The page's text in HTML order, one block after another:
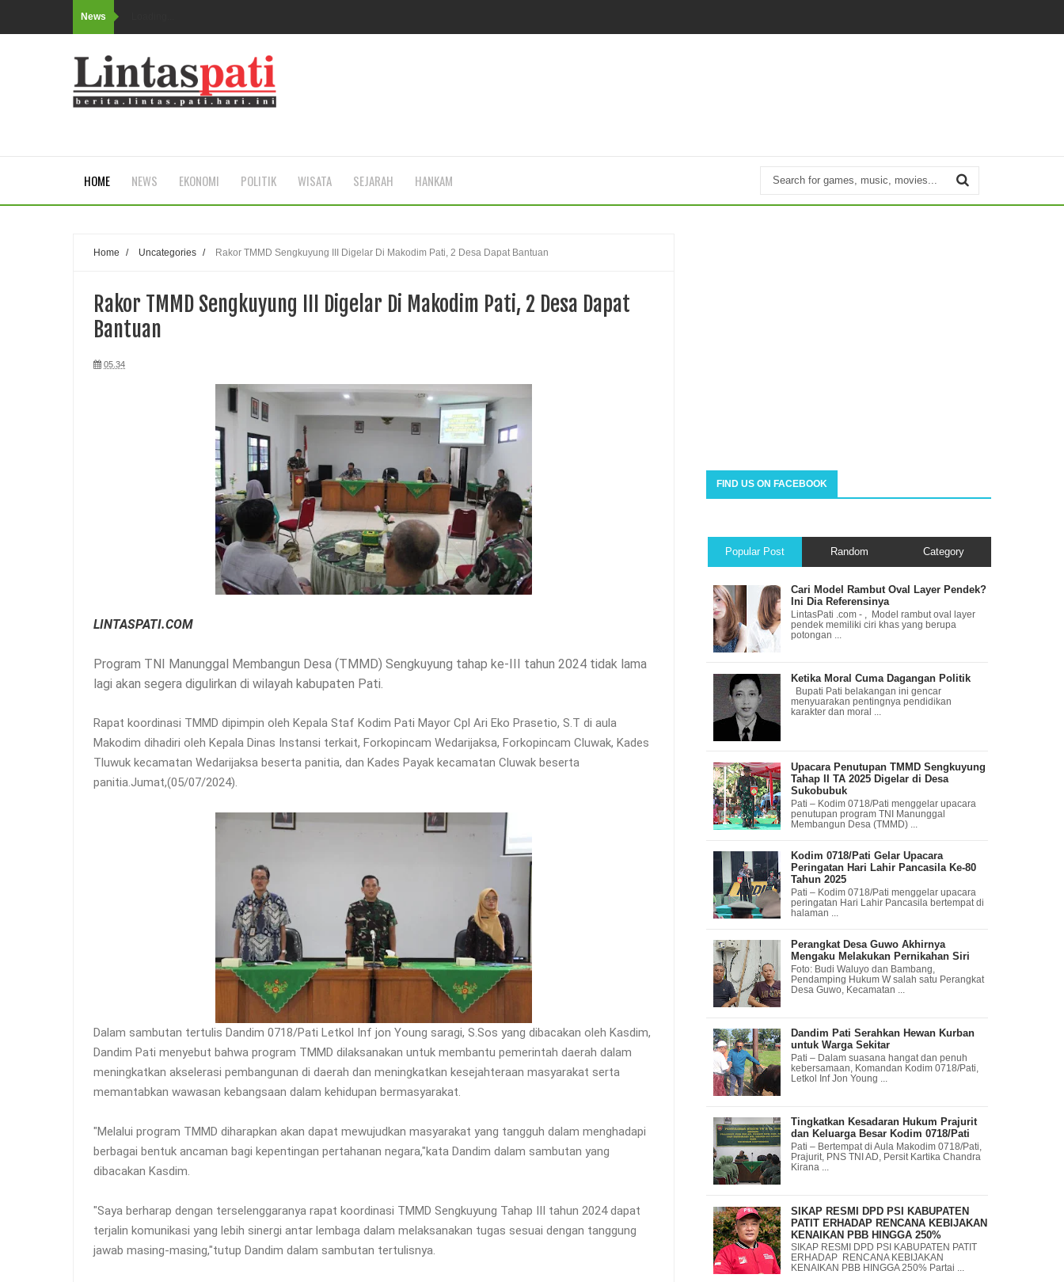
News
HOME NEWS EKONOMI POLITIK WISATA SEJARAH HANKAM
Home / Uncategories / Rakor TMMD Sengkuyung III Digelar Di Makodim Pati, 2 Desa Dapat Bantuan
Rakor TMMD Sengkuyung III Digelar Di Makodim Pati, 2 Desa Dapat
Bantuan
05.34
LINTASPATI.COM
Program TNI Manunggal Membangun Desa (TMMD) Sengkuyung tahap ke-III tahun 2024 tidak lama
lagi akan segera digulirkan di wilayah kabupaten Pati.
Rapat koordinasi TMMD dipimpin oleh Kepala Staf Kodim Pati Mayor Cpl Ari Eko Prasetio, S.T di aula
Makodim dihadiri oleh Kepala Dinas Instansi terkait, Forkopincam Wedarijaksa, Forkopincam Cluwak, Kades
Tluwuk kecamatan Wedarijaksa beserta panitia, dan Kades Payak kecamatan Cluwak beserta
panitia.Jumat,(05/07/2024).
Dalam sambutan tertulis Dandim 0718/Pati Letkol Inf jon Young saragi, S.Sos yang dibacakan oleh Kasdim,
Dandim Pati menyebut bahwa program TMMD dilaksanakan untuk membantu pemerintah daerah dalam
meningkatkan akselerasi pembangunan di daerah dan meningkatkan kesejahteraan masyarakat serta
memantabkan wawasan kebangsaan dalam kehidupan bermasyarakat.
"Melalui program TMMD diharapkan akan dapat mewujudkan masyarakat yang tangguh dalam menghadapi
berbagai bentuk ancaman bagi kepentingan pertahanan negara,"kata Dandim dalam sambutan yang
dibacakan Kasdim.
"Saya berharap dengan terselenggaranya rapat koordinasi TMMD Sengkuyung Tahap III tahun 2024 dapat
terjalin komunikasi yang lebih sinergi antar lembaga dalam melaksanakan tugas sesuai dengan tanggung
jawab masing-masing,"tutup Dandim dalam sambutan tertulisnya.
FIND US ON FACEBOOK
Popular Post Random Category
Cari Model Rambut Oval Layer Pendek?
Ini Dia Referensinya
LintasPati .com - , Model rambut oval layer
pendek memiliki ciri khas yang berupa
potongan ...
Ketika Moral Cuma Dagangan Politik
Bupati Pati belakangan ini gencar
menyuarakan pentingnya pendidikan
karakter dan moral ...
Upacara Penutupan TMMD Sengkuyung
Tahap II TA 2025 Digelar di Desa
Sukobubuk
Pati – Kodim 0718/Pati menggelar upacara
penutupan program TNI Manunggal
Membangun Desa (TMMD) ...
Kodim 0718/Pati Gelar Upacara
Peringatan Hari Lahir Pancasila Ke-80
Tahun 2025
Pati – Kodim 0718/Pati menggelar upacara
peringatan Hari Lahir Pancasila bertempat di
halaman ...
Perangkat Desa Guwo Akhirnya
Mengaku Melakukan Pernikahan Siri
Foto: Budi Waluyo dan Bambang,
Pendamping Hukum W salah satu Perangkat
Desa Guwo, Kecamatan ...
Dandim Pati Serahkan Hewan Kurban
untuk Warga Sekitar
Pati – Dalam suasana hangat dan penuh
kebersamaan, Komandan Kodim 0718/Pati,
Letkol Inf Jon Young ...
Tingkatkan Kesadaran Hukum Prajurit
dan Keluarga Besar Kodim 0718/Pati
Pati – Bertempat di Aula Makodim 0718/Pati,
Prajurit, PNS TNI AD, Persit Kartika Chandra
Kirana ...
SIKAP RESMI DPD PSI KABUPATEN
PATIT ERHADAP RENCANA KEBIJAKAN
KENAIKAN PBB HINGGA 250%
SIKAP RESMI DPD PSI KABUPATEN PATIT
ERHADAP RENCANA KEBIJAKAN
KENAIKAN PBB HINGGA 250% Partai ...